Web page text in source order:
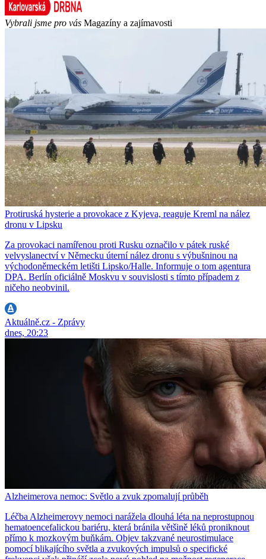
Vybrali jsme pro vás Magazíny a zajímavosti
Protiruská hysterie a provokace z Kyjeva, reaguje Kreml na nález
dronu v Lipsku
Za provokaci namířenou proti Rusku označilo v pátek ruské
velvyslanectví v Německu úterní nález dronu s výbušninou na
východoněmeckém letišti Lipsko/Halle. Informuje o tom agentura
DPA. Berlín oficiálně Moskvu v souvislosti s tímto případem z
ničeho neobvinil.
Aktuálně.cz - Zprávy
dnes, 20:23
Alzheimerova nemoc: Světlo a zvuk zpomalují průběh
Léčba Alzheimerovy nemoci narážela dlouhá léta na neprostupnou
hematoencefalickou bariéru, která bránila většině léků proniknout
přímo k mozkovým buňkám. Objev takzvané neurostimulace
pomocí blikajícího světla a zvukových impulsů o specifické